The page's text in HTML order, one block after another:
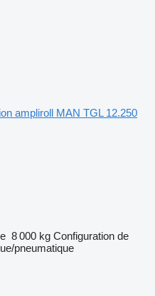
ampliroll MAN TGL 12.250
8 000 kg Configuration de
pneumatique